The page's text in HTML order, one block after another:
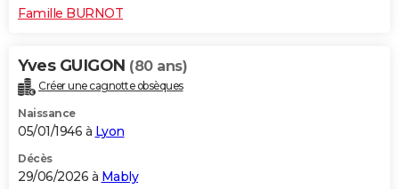
Famille BURNOT
Yves GUIGON (80 ans)
Créer une cagnotte obsèques
Naissance
05/01/1946 à Lyon
Décès
29/06/2026 à Mably